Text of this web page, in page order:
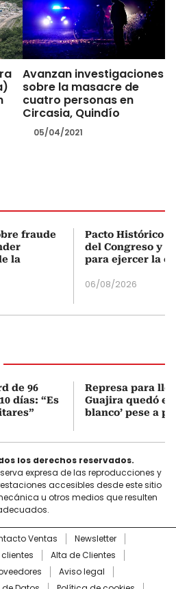
Avanzan investigaciones
sobre la masacre de
cuatro personas en
Circasia, Quindío
05/04/2021
fraude
la
Pacto Histórico
del Congreso y
para ejercer la
06/08/2026
de 96
días: “Es
Represa para
Guajira quedó en
blanco’ pese a
los derechos reservados.
expresa de las reproducciones y
accesibles desde este sitio
u otros medios que resulten
Ventas
Newsletter
Alta de Clientes
Aviso legal